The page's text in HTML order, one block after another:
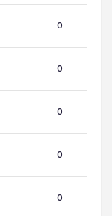
0
0
0
0
0